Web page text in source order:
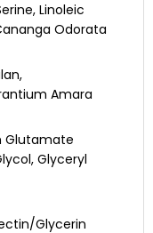
Linoleic
Odorata
Amara
Glutamate
Glyceryl
Glycerin